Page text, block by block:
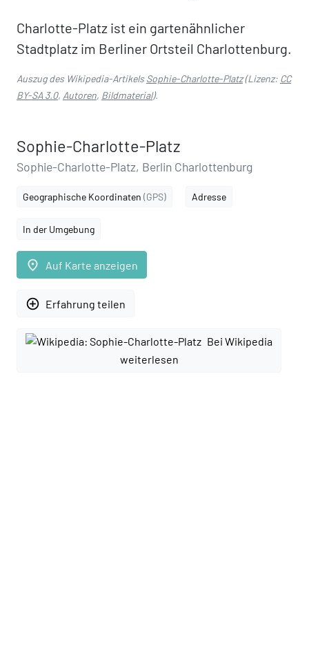
Charlotte-Platz ist ein gartenähnlicher
Stadtplatz im Berliner Ortsteil Charlottenburg.
Auszug des Wikipedia-ArtikelsSophie-Charlotte-Platz(Lizenz: CC
BY-SA 3.0, Autoren, Bildmaterial).
Sophie-Charlotte-Platz
Sophie-Charlotte-Platz, Berlin Charlottenburg
Geographische Koordinaten (GPS) Adresse
In der Umgebung
place Auf Karte anzeigen
add_circle_outline Erfahrung teilen
Bei Wikipedia
weiterlesen